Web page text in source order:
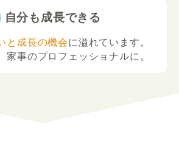
自分も成長できる
と成長の機会に溢れています。
家事のプロフェッショナルに。